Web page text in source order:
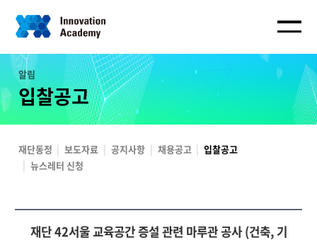
알림
입찰공고
재단동정 보도자료 공지사항 채용공고
입찰공고
뉴스레터 신청
재단 42서울 교육공간 증설 관련 마루관 공사 (건축, 기